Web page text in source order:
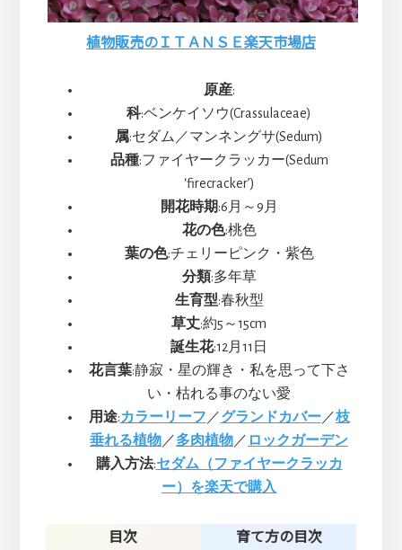
植物販売のＩＴＡＮＳＥ楽天市場店
原産:
科:ベンケイソウ(Crassulaceae)
属:セダム／マンネングサ(Sedum)
品種:ファイヤークラッカー(Sedum
‘firecracker’)
開花時期:6月～9月
花の色:桃色
葉の色:チェリーピンク・紫色
分類:多年草
生育型:春秋型
草丈:約5～15cm
誕生花:12月11日
花言葉:静寂・星の輝き・私を思って下さ
い・枯れる事のない愛
用途:カラーリーフ ／グランドカバー／枝
垂れる植物 ／多肉植物 ／ ロックガーデン
購入方法:セダム（ファイヤークラッカ
ー）を楽天で購入
目次 育て方の目次